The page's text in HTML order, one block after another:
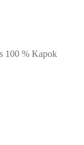
100 % Kapok